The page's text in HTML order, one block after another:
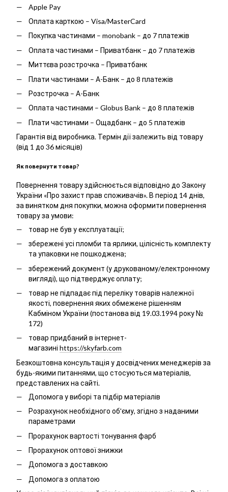
Apple Pay
Оплата карткою – Visa/MasterCard
Покупка частинами – monobank – до 7 платежів
Оплата частинами – Приватбанк – до 7 платежів
Миттєва розстрочка – Приватбанк
Плати частинами – А-Банк – до 8 платежів
Розстрочка – А-Банк
Оплата частинами – Globus Bank – до 8 платежів
Плати частинами – Ощадбанк – до 5 платежів
Гарантія від виробника. Термін дії залежить від товару
(від 1 до 36 місяців)
Як повернути товар?
Повернення товару здійснюється відповідно до Закону
України «Про захист прав споживачів». В період 14 днів,
за винятком дня покупки, можна оформити повернення
товару за умови:
товар не був у експлуатації;
збережені усі пломби та ярлики, цілісність комплекту
та упаковки не пошкоджена;
збережений документ (у друкованому/електронному
вигляді), що підтверджує оплату;
товар не підпадає під переліку товарів належної
якості, повернення яких обмежене рішенням
Кабміном України (постанова від 19.03.1994 року №
172)
товар придбаний в інтернет-
магазині https://skyfarb.com
Безкоштовна консультація у досвідчених менеджерів за
будь-якими питаннями, що стосуються матеріалів,
представлених на сайті.
Допомога у виборі та підбір матеріалів
Розрахунок необхідного об'єму, згідно з наданими
параметрами
Прорахунок вартості тонування фарб
Прорахунок оптової знижки
Допомога з доставкою
Допомога з оплатою